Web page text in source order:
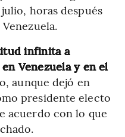
horas después
infinita a
Venezuela y en el
aunque dejó en
presidente electo
acuerdo con lo que